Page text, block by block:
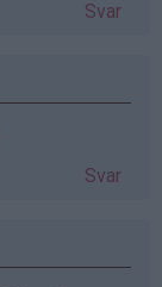
Svar
Svar